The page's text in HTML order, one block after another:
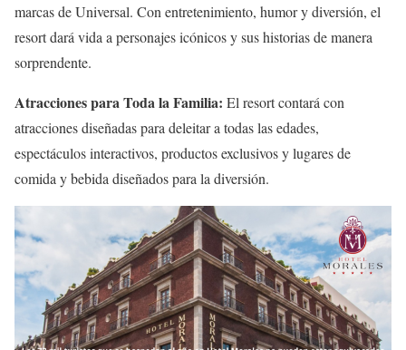
marcas de Universal. Con entretenimiento, humor y diversión, el
resort dará vida a personajes icónicos y sus historias de manera
sorprendente.
Atracciones para Toda la Familia: El resort contará con
atracciones diseñadas para deleitar a todas las edades,
espectáculos interactivos, productos exclusivos y lugares de
comida y bebida diseñados para la diversión.